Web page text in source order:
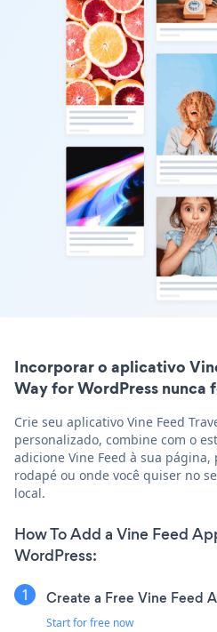
Incorporar o aplicativo
Way for WordPress nunca
Crie seu aplicativo Vine Feed
personalizado, combine com o
adicione Vine Feed à sua
rodapé ou onde você quiser no
local.
How To Add a Vine Feed
WordPress:
Create a Free Vine Feed
Start for free now